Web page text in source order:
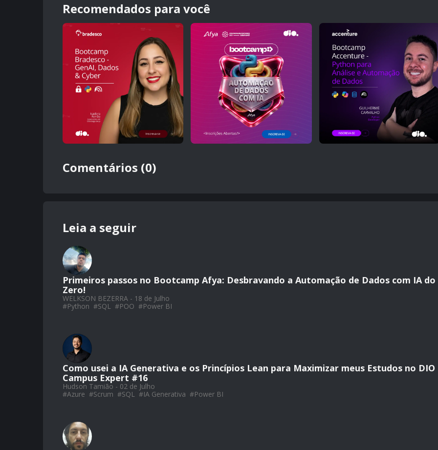
Recomendados para você
Comentários (0)
Leia a seguir
Primeiros passos no Bootcamp Afya: Desbravando a Automação de Dados com IA do
Zero!
WELKSON BEZERRA - 18 de Julho
#Python #SQL #POO #Power BI
Como usei a IA Generativa e os Princípios Lean para Maximizar meus Estudos no DIO
Campus Expert #16
Hudson Tamião - 02 de Julho
#Azure #Scrum #SQL #IA Generativa #Power BI